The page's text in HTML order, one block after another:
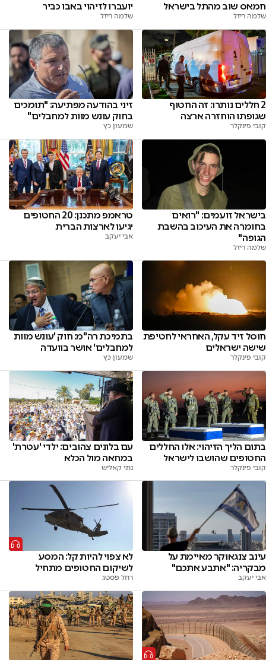
חמאס שוב מהתל בישראל
שלמה ריזל
יועברו לזיהוי באבו כביר
שלמה ריזל
2 חללים נותרו: זה החטוף
שגופתו הוחזרה ארצה
קובי פינקלר
זיני בהודעה מפתיעה: "תומכים
בחוק עונש מוות למחבלים"
שמעון כץ
בישראל זועמים: "רואים
בחומרה את העיכוב בהשבת
הגופה"
שלמה ריזל
טראמפ מתכנן: 20 החטופים
יגיעו לארצות הברית
אבי יעקב
חוסל זיד עקל, האחראי לחטיפת
שישה ישראלים
קובי פינקלר
בתמיכת רה"מ: חוק 'עונש מוות
למחבלים' אושר בוועדה
שמעון כץ
בתום הליך הזיהוי: אלו החללים
החטופים שהושבו לישראל
קובי פינקלר
עם בלונים צהובים: ילדי 'עטרת'
במחאה מול הכלא
נתי קאליש
עינב צנגאוקר מאיימת על
מבקריה: "אתבע אתכם"
אבי יעקב
לא צפוי להיות קל: המסע
לשיקום החטופים מתחיל
רחל פסטג